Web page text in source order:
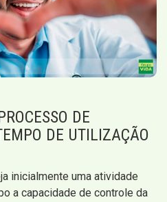
DE
DE UTILIZAÇÃO
inicialmente uma atividade
a capacidade de controle da